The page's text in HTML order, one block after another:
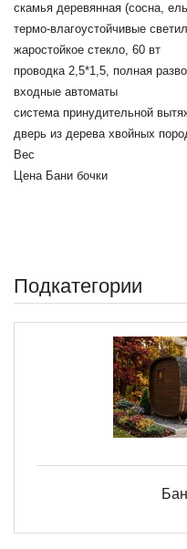
скамья деревянная (сосна,
термо-влагоустойчивые
жаростойкое стекло, 60 вт
проводка 2,5*1,5, полная
входные автоматы
система принудительной
дверь из дерева хвойных
Вес
Цена Бани бочки
Подкатегории